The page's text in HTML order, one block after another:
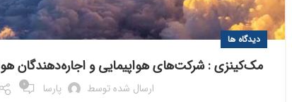
دیدگاه ها
مک‌کینزی : شرکت‌های هواپیمایی و اجاره‌دهندگان
ارسال شده توسط پارسا 0